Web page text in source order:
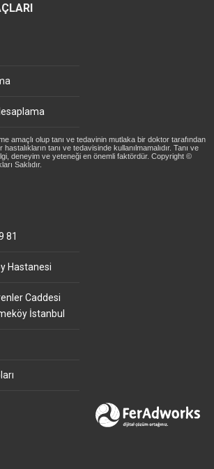
amaçlı olup tanı ve tedavinin mutlaka bir doktor tarafından
tanı ve tedavisinde kullanılmamalıdır. Tanı ve
deneyim ve yeteneği en önemli faktördür. Copyright ©
Saklıdır.
81
Hastanesi
Caddesi
İstanbul